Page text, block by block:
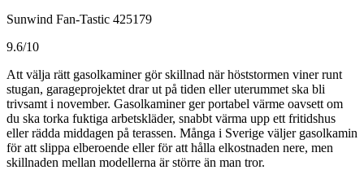
Sunwind Fan-Tastic 425179
9.6/10
Att välja rätt gasolkaminer gör skillnad när höststormen viner runt
stugan, garageprojektet drar ut på tiden eller uterummet ska bli
trivsamt i november. Gasolkaminer ger portabel värme oavsett om
du ska torka fuktiga arbetskläder, snabbt värma upp ett fritidshus
eller rädda middagen på terassen. Många i Sverige väljer gasolkamin
för att slippa elberoende eller för att hålla elkostnaden nere, men
skillnaden mellan modellerna är större än man tror.